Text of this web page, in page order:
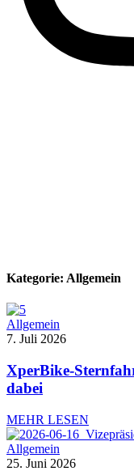
Kategorie: Allgemein
Allgemein
7. Juli 2026
XperBike-
dabei
MEHR LESEN
Allgemein
25. Juni 2026